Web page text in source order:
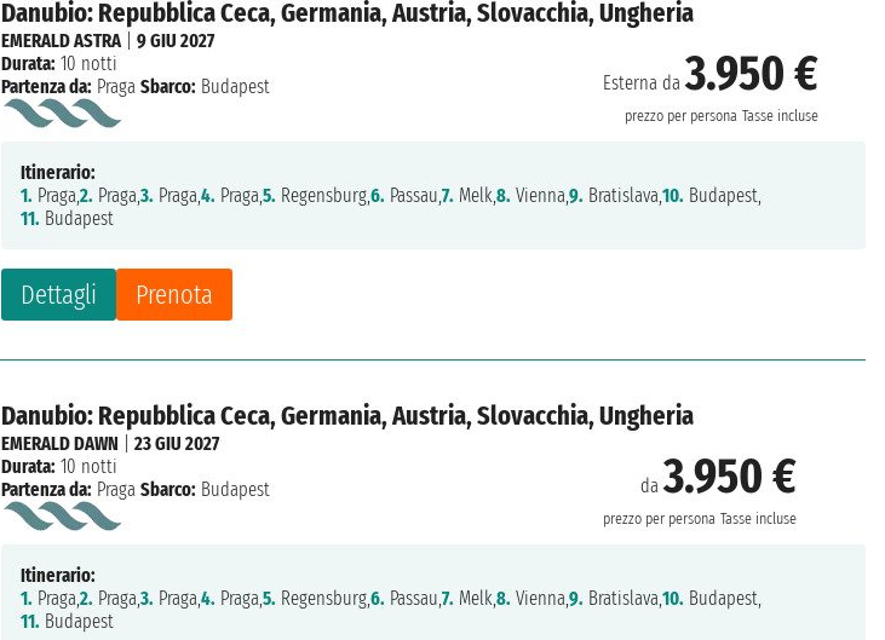
Danubio: Repubblica Ceca, Germania, Austria, Slovacchia, Ungheria
Esterna da3.950 €
prezzo per persona Tasse incluse
Dettagli Prenota
EMERALD ASTRA|9 GIU 2027
Durata: 10 notti
Partenza da: Praga Sbarco: Budapest
Itinerario:
1. Praga,2. Praga,3. Praga,4. Praga,5. Regensburg,6. Passau,7. Melk,8. Vienna,9. Bratislava,10. Budapest,
11. Budapest
Danubio: Repubblica Ceca, Germania, Austria, Slovacchia, Ungheria
da3.950 €
prezzo per persona Tasse incluse
EMERALD DAWN |23 GIU 2027
Durata: 10 notti
Partenza da: Praga Sbarco: Budapest
Itinerario:
1. Praga,2. Praga,3. Praga,4. Praga,5. Regensburg,6. Passau,7. Melk,8. Vienna,9. Bratislava,10. Budapest,
11. Budapest